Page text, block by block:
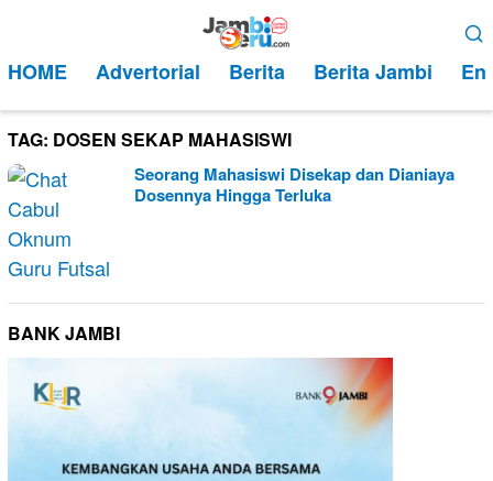
kontenMobile
HOME Advertorial Berita Berita Jambi
TAG: DOSEN SEKAP MAHASISWI
Seorang Mahasiswi Disekap dan Dianiaya
Dosennya Hingga Terluka
BANK JAMBI